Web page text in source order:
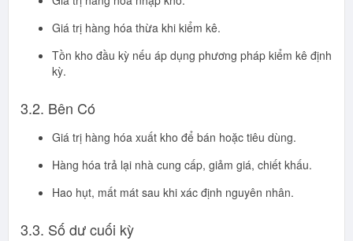
Giá trị hàng hóa thừa khi kiểm kê.
Tồn kho đầu kỳ nếu áp dụng phương pháp kiểm kê định
kỳ.
3.2. Bên Có
Giá trị hàng hóa xuất kho để bán hoặc tiêu dùng.
Hàng hóa trả lại nhà cung cấp, giảm giá, chiết khấu.
Hao hụt, mất mát sau khi xác định nguyên nhân.
3.3. Số dư cuối kỳ